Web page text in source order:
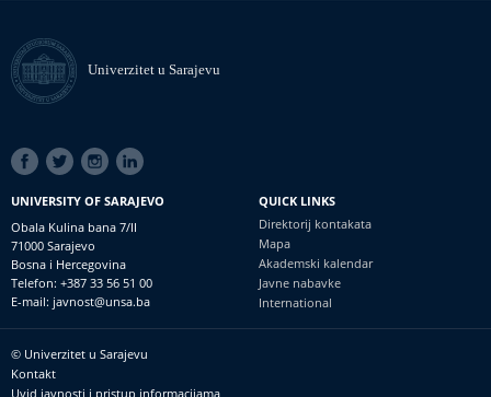
Univerzitet u Sarajevu
SOCIAL
LINKS
UNIVERSITY OF SARAJEVO
Obala Kulina bana 7/II
71000 Sarajevo
Bosna i Hercegovina
Telefon: +387 33 56 51 00
E-mail: javnost@unsa.ba
QUICK LINKS
Direktorij kontakata
Mapa
Akademski kalendar
Javne nabavke
International
Footer
© Univerzitet u Sarajevu
Kontakt
Uvid javnosti i pristup informacijama